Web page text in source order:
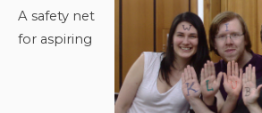
A safety net
for aspiring